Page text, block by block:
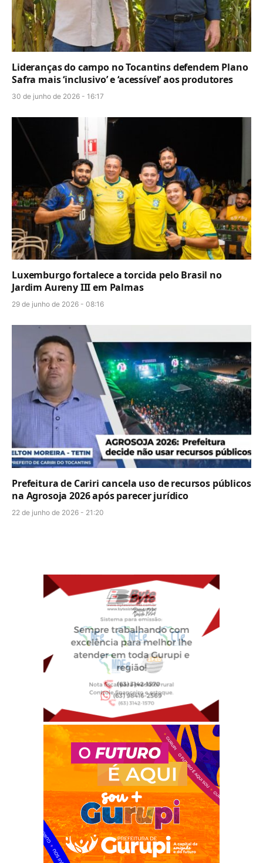
Lideranças do campo no Tocantins defendem Plano
Safra mais ‘inclusivo’ e ‘acessível’ aos produtores
30 de junho de 2026 - 16:17
Luxemburgo fortalece a torcida pelo Brasil no
Jardim Aureny III em Palmas
29 de junho de 2026 - 08:16
Prefeitura de Cariri cancela uso de recursos públicos
na Agrosoja 2026 após parecer jurídico
22 de junho de 2026 - 21:20